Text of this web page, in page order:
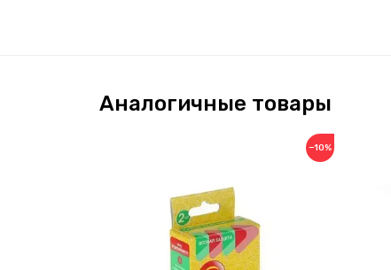
Аналогичные товары
−10%